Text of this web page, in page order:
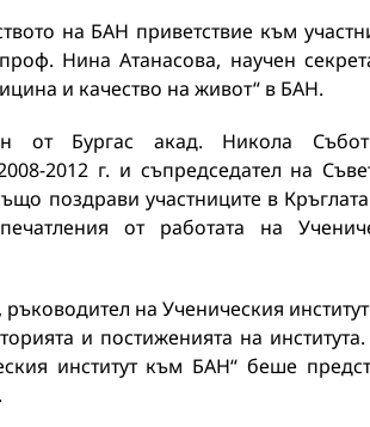
на БАН приветствие към
Нина Атанасова, научен
и качество на живот“ в БАН.
от Бургас акад. Никола
2012 г. и съпредседател на
поздрави участниците в
от работата на
на Ученическия
и постиженията на
институт към БАН“ беше